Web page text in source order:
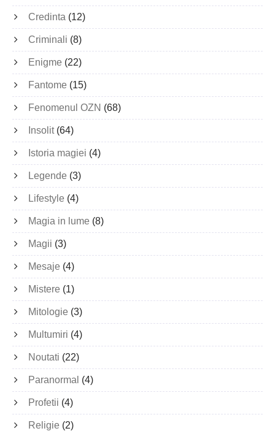
Credinta (12)
Criminali (8)
Enigme (22)
Fantome (15)
Fenomenul OZN (68)
Insolit(64)
Istoria magiei (4)
Legende (3)
Lifestyle (4)
Magia in lume (8)
Magii (3)
Mesaje (4)
Mistere (1)
Mitologie (3)
Multumiri (4)
Noutati (22)
Paranormal (4)
Profetii (4)
Religie (2)